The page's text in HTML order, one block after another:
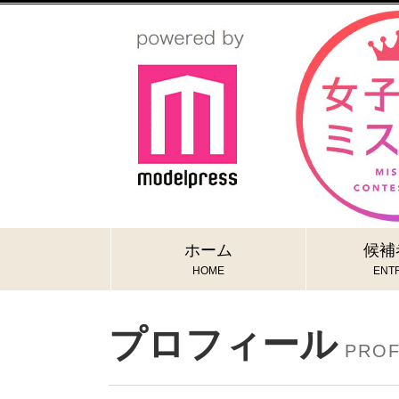
ホーム
HOME
候補
プロフィール